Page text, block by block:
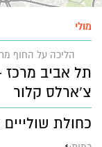
מולי
הליכה על החוף
תל אביב מרכז
צ'ארלס קלור
כחולת